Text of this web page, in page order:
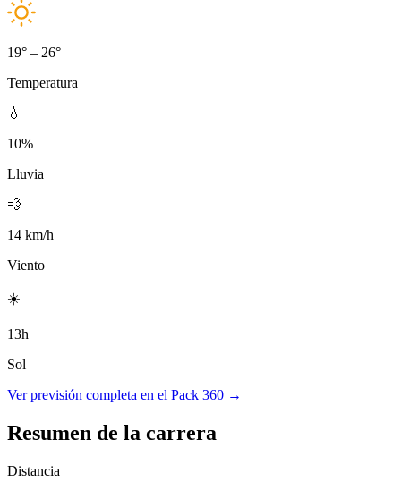
19° – 26°
Temperatura
💧
10%
Lluvia
💨
14 km/h
Viento
☀️
13h
Sol
Ver previsión completa en el Pack 360 →
Resumen de la carrera
Distancia